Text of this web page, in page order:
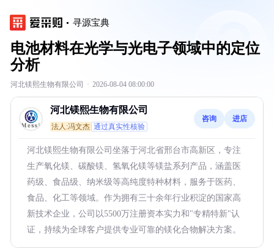
寻源宝典
电池材料在光学与光电子领域中的定位
分析
河北镁熙生物有限公司 · 2026-08-04 08:00:00
河北镁熙生物有限公司
法人:冯文杰 通过真实性核验
咨询 进店
河北镁熙生物有限公司坐落于河北省邢台市高新区，专注
生产氧化镁、碳酸镁、氢氧化镁等镁盐系列产品，涵盖医
药级、食品级、纳米级等高纯度特种材料，服务于医药、
食品、化工等领域。作为拥有三十余年行业积淀的国家高
新技术企业，公司以5500万注册资本实力和"专精特新"认
证，持续为全球客户提供专业可靠的镁化合物解决方案。